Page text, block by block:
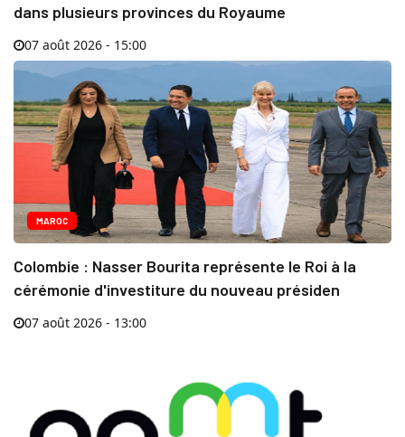
dans plusieurs provinces du Royaume
07 août 2026 - 15:00
MAROC
Colombie : Nasser Bourita représente le Roi à la
cérémonie d'investiture du nouveau présiden
07 août 2026 - 13:00